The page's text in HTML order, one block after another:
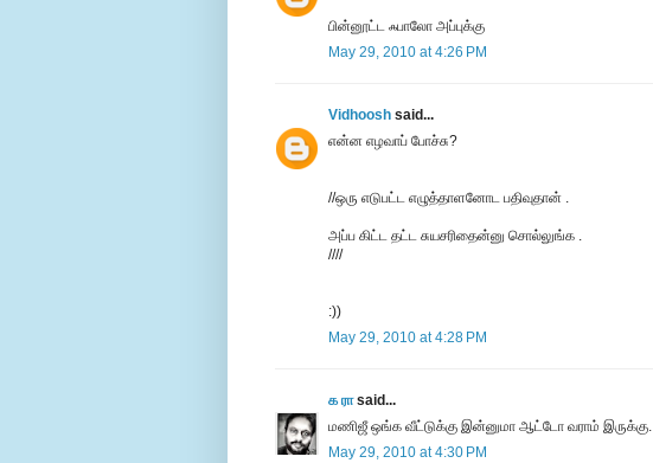
பின்னூட்ட ஃபாலோ அப்புக்கு
May 29, 2010 at 4:26 PM
Vidhoosh said...
என்ன எழவாப் போச்சு?
//ஒரு எடுபட்ட எழுத்தாளனோட பதிவுதான் .
அப்ப கிட்ட தட்ட சுயசரிதைன்னு சொல்லுங்க .
////
:))
May 29, 2010 at 4:28 PM
க ராsaid...
மணிஜீ ஒங்க வீட்டுக்கு இன்னுமா ஆட்டோ வராம் இருக்கு.
May 29, 2010 at 4:30 PM